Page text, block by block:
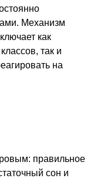
Механизм
как
так и
на
правильное
сон и